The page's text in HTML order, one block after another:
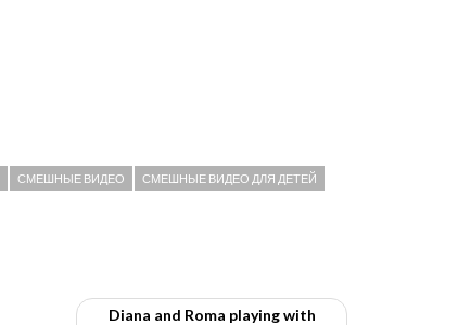
СМЕШНЫЕ ВИДЕО СМЕШНЫЕ ВИДЕО ДЛЯ ДЕТЕЙ
Diana and Roma playing with